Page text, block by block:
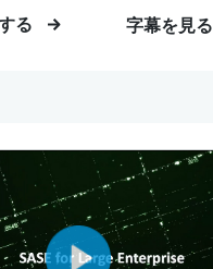
る 字幕を見る